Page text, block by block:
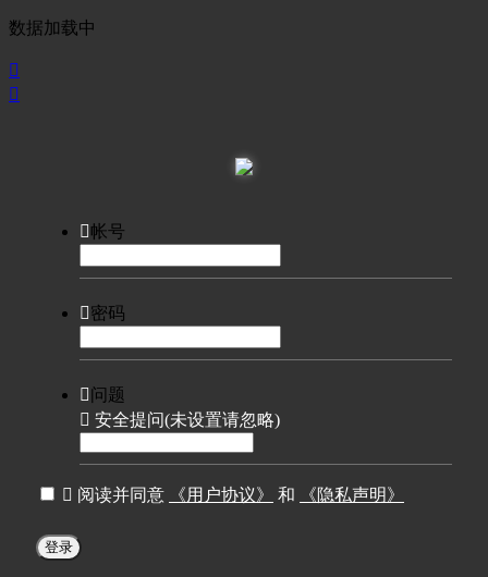
数据加载中


帐号
密码
问题
 安全提问(未设置请忽略)
 阅读并同意 《用户协议》 和 《隐私声明》
登录